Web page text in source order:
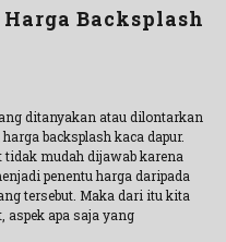
Backsplash
ditanyakan atau dilontarkan
backsplash kaca dapur.
tidak mudah dijawab karena
penentu harga daripada
tersebut. Maka dari itu kita
apa saja yang